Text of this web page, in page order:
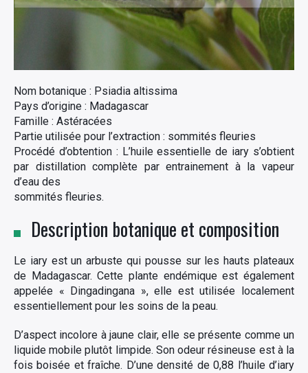
Nom botanique : Psiadia altissima
Pays d’origine : Madagascar
Famille : Astéracées
Partie utilisée pour l’extraction : sommités fleuries
Procédé d’obtention : L’huile essentielle de iary s’obtient
par distillation complète par entrainement à la vapeur
d’eau des
sommités fleuries.
Description botanique et composition
Le iary est un arbuste qui pousse sur les hauts plateaux
de Madagascar. Cette plante endémique est également
appelée « Dingadingana », elle est utilisée localement
essentiellement pour les soins de la peau.
D’aspect incolore à jaune clair, elle se présente comme un
liquide mobile plutôt limpide. Son odeur résineuse est à la
fois boisée et fraîche. D’une densité de 0,88 l’huile d’iary